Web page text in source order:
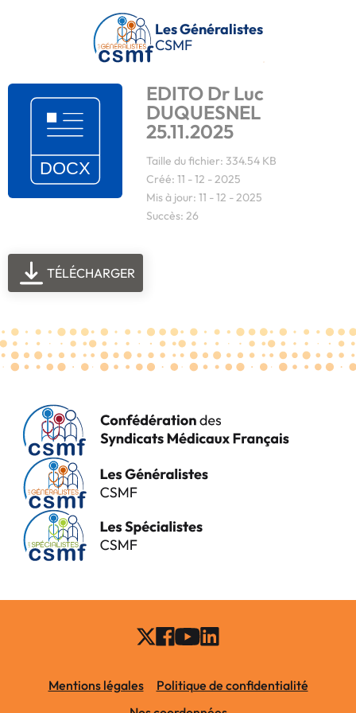
Passer au contenu principal
Les Généralistes
CSMF
EDITO Dr Luc
DUQUESNEL
25.11.2025
Taille du fichier: 334.54 KB
Créé: 11 - 12 - 2025
Mis à jour: 11 - 12 - 2025
Succès: 26
TÉLÉCHARGER
Mentions légales
Politique de confidentialité